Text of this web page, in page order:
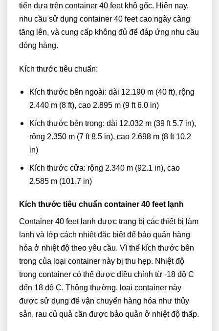
tiến dựa trên container 40 feet khô gốc. Hiện nay,
nhu cầu sử dụng container 40 feet cao ngày càng
tăng lên, và cung cấp không đủ để đáp ứng nhu cầu
đóng hàng.
Kích thước tiêu chuẩn:
Kích thước bên ngoài: dài 12.190 m (40 ft), rộng
2.440 m (8 ft), cao 2.895 m (9 ft 6.0 in)
Kích thước bên trong: dài 12.032 m (39 ft 5.7 in),
rộng 2.350 m (7 ft 8.5 in), cao 2.698 m (8 ft 10.2
in)
Kích thước cửa: rộng 2.340 m (92.1 in), cao
2.585 m (101.7 in)
Kích thước tiêu chuẩn container 40 feet lạnh
Container 40 feet lạnh được trang bị các thiết bị làm
lạnh và lớp cách nhiệt đặc biệt để bảo quản hàng
hóa ở nhiệt độ theo yêu cầu. Vì thế kích thước bên
trong của loại container này bị thu hẹp. Nhiệt độ
trong container có thể được điều chỉnh từ -18 độ C
đến 18 độ C. Thông thường, loại container này
được sử dụng để vận chuyển hàng hóa như thủy
sản, rau củ quả cần được bảo quản ở nhiệt độ thấp.